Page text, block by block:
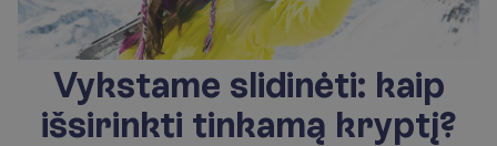
Vykstame slidinėti: kaip
išsirinkti tinkamą kryptį?